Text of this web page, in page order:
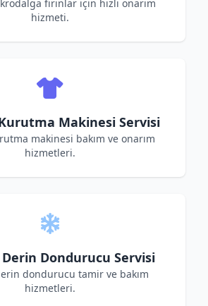
fırınlar için hızlı onarım
hizmeti.
Makinesi Servisi
makinesi bakım ve onarım
hizmetleri.
Dondurucu Servisi
dondurucu tamir ve bakım
hizmetleri.